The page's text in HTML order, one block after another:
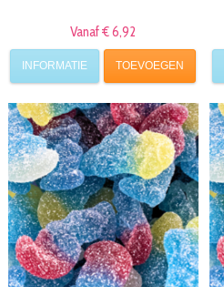
Vanaf € 6,92
INFORMATIE TOEVOEGEN